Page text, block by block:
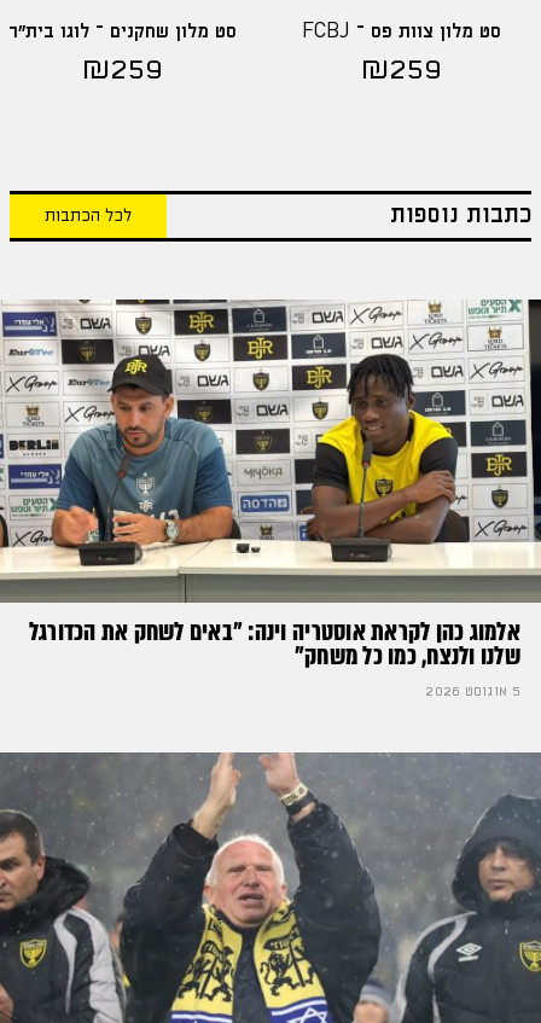
סט מלון צוות פס – FCBJ
₪259
סט מלון שחקנים – לוגו בית"ר
₪259
כתבות נוספות לכל הכתבות
אלמוג כהן לקראת אוסטריה וינה: ״באים לשחק את הכדורגל
שלנו ולנצח, כמו כל משחק״
5 אוגוסט 2026